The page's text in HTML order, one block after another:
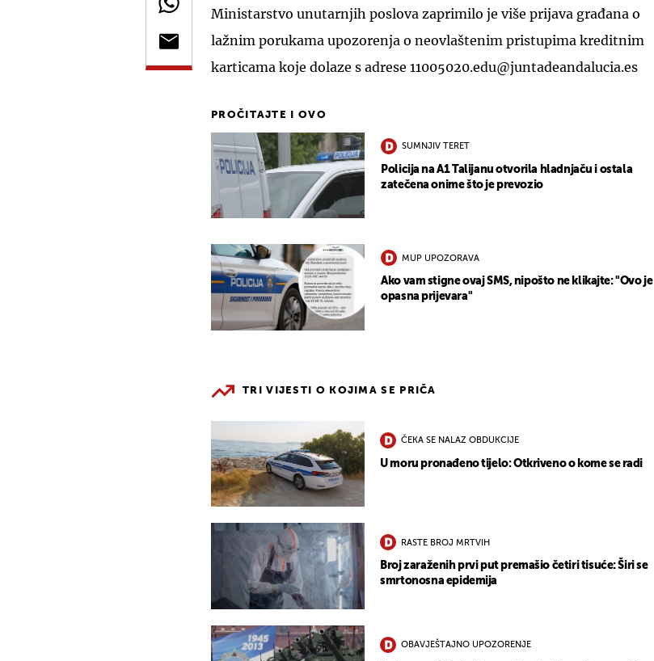
Ministarstvo unutarnjih poslova zaprimilo je više prijava građana o
lažnim porukama upozorenja o neovlaštenim pristupima kreditnim
karticama koje dolaze s adrese 11005020.edu@juntadeandalucia.es
PROČITAJTE I OVO
SUMNJIV TERET
Policija na A1 Talijanu otvorila hladnjaču i ostala
zatečena onime što je prevozio
MUP UPOZORAVA
Ako vam stigne ovaj SMS, nipošto ne klikajte: "Ovo je
opasna prijevara"
TRI VIJESTI O KOJIMA SE PRIČA
ČEKA SE NALAZ OBDUKCIJE
U moru pronađeno tijelo: Otkriveno o kome se radi
RASTE BROJ MRTVIH
Broj zaraženih prvi put premašio četiri tisuće: Širi se
smrtonosna epidemija
OBAVJEŠTAJNO UPOZORENJE